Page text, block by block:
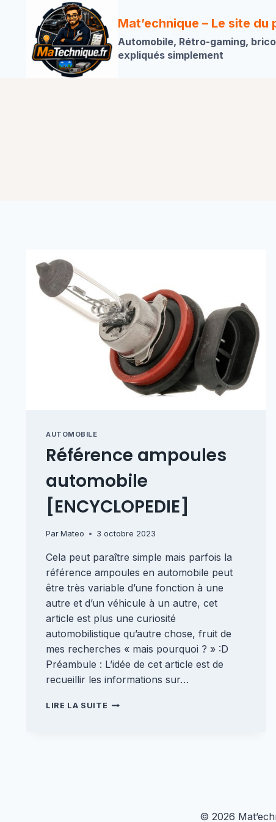
contenu
Mat’echnique – Le site
Automobile, Rétro-gaming,
expliqués simplement
AUTOMOBILE
Référence ampoules
automobile
[ENCYCLOPEDIE]
Par Mateo 3 octobre 2023
Cela peut paraître simple mais parfois la
référence ampoules en automobile peut
être très variable d’une fonction à une
autre et d’un véhicule à un autre, cet
article est plus une curiosité
automobilistique qu’autre chose, fruit de
mes recherches « mais pourquoi ? » :D
Préambule : L’idée de cet article est de
recueillir les informations sur…
LIRE LA SUITE RÉFÉRENCE
© 2026